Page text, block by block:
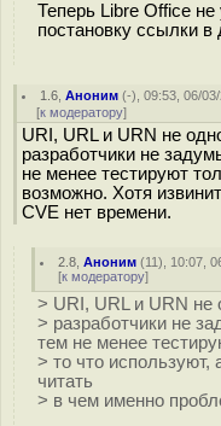
Теперь Libre Office не
постановку ссылки в
1.6 ,Аноним (-), 09:53, 06/
[к модератору]
URI, URL и URN не
разработчики не
не менее тестируют
возможно. Хотя
CVE нет времени.
2.8 ,Аноним (11), 10:07,
[к модератору]
> URI, URL и URN не
> разработчики не
тем не менее
> то что используют,
читать
> в чем именно